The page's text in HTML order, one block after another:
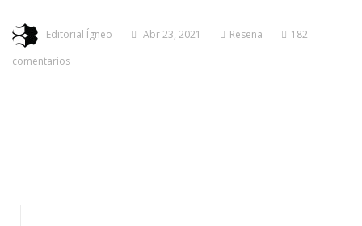
Editorial Ígneo Abr 23, 2021 Reseña
182
comentarios